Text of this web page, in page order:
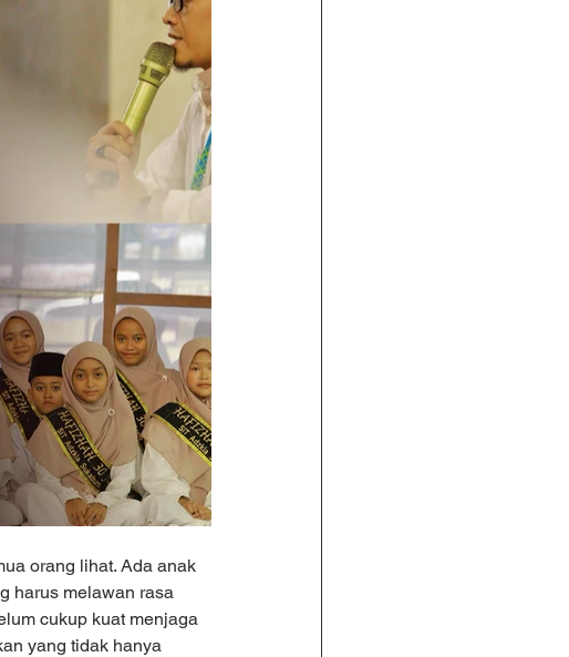
orang lihat. Ada anak
harus melawan rasa
cukup kuat menjaga
yang tidak hanya